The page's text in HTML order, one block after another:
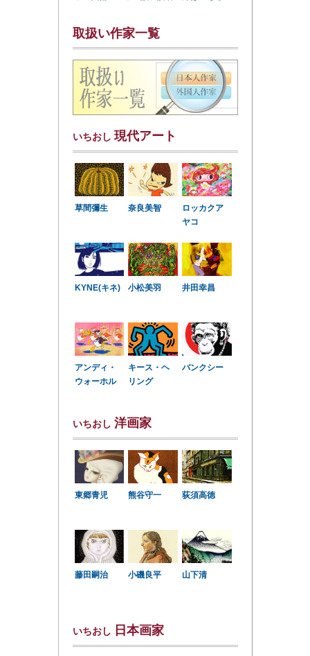
取扱い作家一覧
いちおし 現代アート
草間彌生 奈良美智
ロッカクア
ヤコ
KYNE(キネ) 小松美羽 井田幸昌
アンディ・
ウォーホル
キース・ヘ
リング
バンクシー
いちおし 洋画家
東郷青児 熊谷守一 荻須高徳
藤田嗣治 小磯良平 山下清
いちおし 日本画家